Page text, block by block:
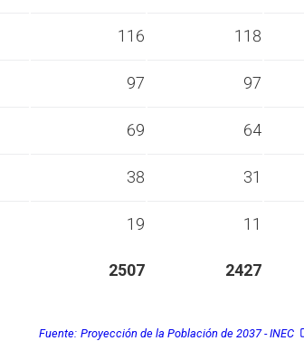
116 118
97 97
69 64
38 31
19 11
2507 2427
Fuente: Proyección de la Población de 2037 - INEC